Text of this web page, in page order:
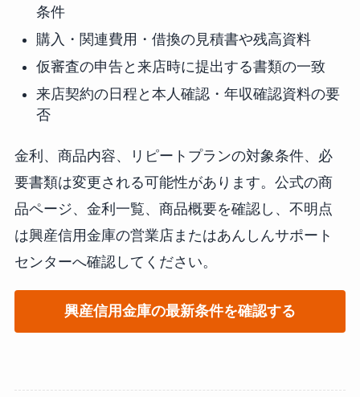
条件
購入・関連費用・借換の見積書や残高資料
仮審査の申告と来店時に提出する書類の一致
来店契約の日程と本人確認・年収確認資料の要
否
金利、商品内容、リピートプランの対象条件、必
要書類は変更される可能性があります。公式の商
品ページ、金利一覧、商品概要を確認し、不明点
は興産信用金庫の営業店またはあんしんサポート
センターへ確認してください。
興産信用金庫の最新条件を確認する